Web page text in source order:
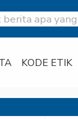
KODE ETIK